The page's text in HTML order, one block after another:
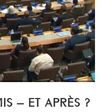
– ET APRÈS ?